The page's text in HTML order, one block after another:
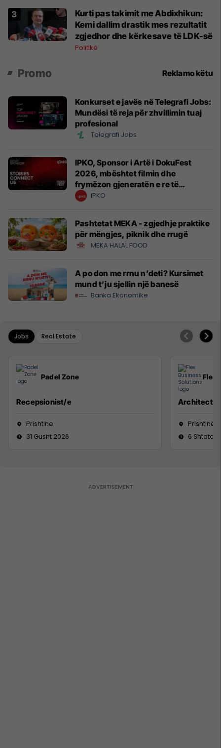
Kurti pas takimit me Abdixhikun:
Kemi dallim drastik mes rezultatit
zgjedhor dhe kërkesave të LDK-së
Politikë
Promo Reklamo këtu
Konkurset e javës në Telegrafi Jobs:
Mundësi të reja për zhvillimin tuaj
profesional
Telegrafi Jobs
IPKO, Sponsor i Artë i DokuFest
2026, mbështet filmin dhe
frymëzon gjeneratën e re të
krijuesve
IPKO
Pashtetat MEKA - zgjedhje praktike
për mëngjes, piknik dhe rrugë
MEKA HALAL FOOD
A po don me rrnu n’deti? Kursimet
mund t’ju sjellin një banesë
Banka Ekonomike
Jobs Real Estate
Padel Zone
Recepsionist/e
Prishtine
31 Gusht 2026
Flex
Architect
Prishtinë
6 Shtator